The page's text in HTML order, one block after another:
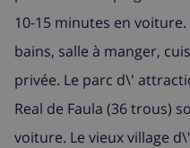
10-15 minutes en
bains, salle à manger,
privée. Le parc d\'
Real de Faula (36 trous)
voiture. Le vieux village